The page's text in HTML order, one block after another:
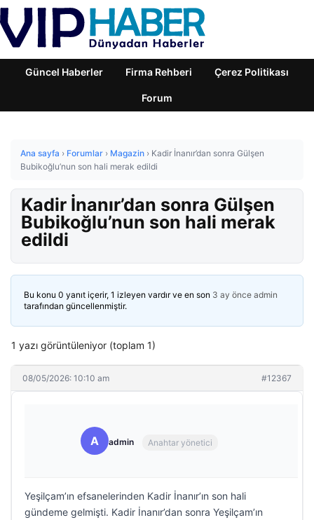
Güncel Haberler Firma Rehberi Çerez Politikası
Forum
Ana sayfa › Forumlar › Magazin › Kadir İnanır’dan sonra Gülşen
Bubikoğlu’nun son hali merak edildi
Kadir İnanır’dan sonra Gülşen
Bubikoğlu’nun son hali merak
edildi
Bu konu 0 yanıt içerir, 1 izleyen vardır ve en son 3 ay önce admin
tarafından güncellenmiştir.
1 yazı görüntüleniyor (toplam 1)
08/05/2026: 10:10 am #12367
A admin Anahtar yönetici
Yeşilçam’ın efsanelerinden Kadir İnanır’ın son hali
gündeme gelmişti. Kadir İnanır’dan sonra Yeşilçam’ın